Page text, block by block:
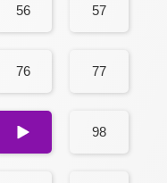
56 57
76 77
96 98